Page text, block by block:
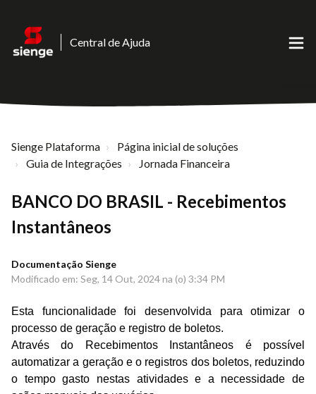
Central de Ajuda
Sienge Plataforma
Página inicial de soluções
Guia de Integrações
Jornada Financeira
BANCO DO BRASIL - Recebimentos
Instantâneos
Documentação Sienge
Modificado em: Seg, 14 Out, 2024 na (o) 3:34 PM
Esta funcionalidade foi desenvolvida para otimizar o
processo de geração e registro de boletos.
Através do Recebimentos Instantâneos é possível
automatizar a geração e o registros dos boletos, reduzindo
o tempo gasto nestas atividades e a necessidade de